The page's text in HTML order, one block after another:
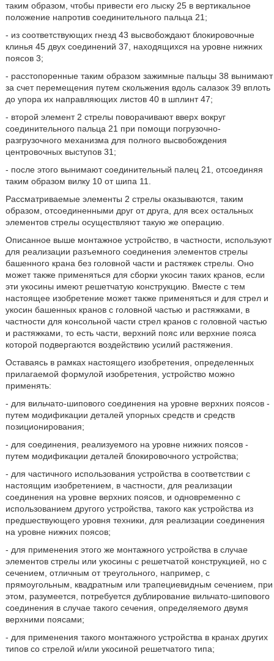
таким образом, чтобы привести его лыску 25 в вертикальное
положение напротив соединительного пальца 21;
- из соответствующих гнезд 43 высвобождают блокировочные
клинья 45 двух соединений 37, находящихся на уровне нижних
поясов 3;
- расстопоренные таким образом зажимные пальцы 38 вынимают
за счет перемещения путем скольжения вдоль салазок 39 вплоть
до упора их направляющих листов 40 в шплинт 47;
- второй элемент 2 стрелы поворачивают вверх вокруг
соединительного пальца 21 при помощи погрузочно-
разгрузочного механизма для полного высвобождения
центровочных выступов 31;
- после этого вынимают соединительный палец 21, отсоединяя
таким образом вилку 10 от шипа 11.
Рассматриваемые элементы 2 стрелы оказываются, таким
образом, отсоединенными друг от друга, для всех остальных
элементов стрелы осуществляют такую же операцию.
Описанное выше монтажное устройство, в частности, используют
для реализации разъемного соединения элементов стрелы
башенного крана без головной части и растяжек стрелы. Оно
может также применяться для сборки укосин таких кранов, если
эти укосины имеют решетчатую конструкцию. Вместе с тем
настоящее изобретение может также применяться и для стрел и
укосин башенных кранов с головной частью и растяжками, в
частности для консольной части стрел кранов с головной частью
и растяжками, то есть части, верхний пояс или верхние пояса
которой подвергаются воздействию усилий растяжения.
Оставаясь в рамках настоящего изобретения, определенных
прилагаемой формулой изобретения, устройство можно
применять:
- для вильчато-шипового соединения на уровне верхних поясов -
путем модификации деталей упорных средств и средств
позиционирования;
- для соединения, реализуемого на уровне нижних поясов -
путем модификации деталей блокировочного устройства;
- для частичного использования устройства в соответствии с
настоящим изобретением, в частности, для реализации
соединения на уровне верхних поясов, и одновременно с
использованием другого устройства, такого как устройства из
предшествующего уровня техники, для реализации соединения
на уровне нижних поясов;
- для применения этого же монтажного устройства в случае
элементов стрелы или укосины с решетчатой конструкцией, но с
сечением, отличным от треугольного, например, с
прямоугольным, квадратным или трапециевидным сечением, при
этом, разумеется, потребуется дублирование вильчато-шипового
соединения в случае такого сечения, определяемого двумя
верхними поясами;
- для применения такого монтажного устройства в кранах других
типов со стрелой и/или укосиной решетчатого типа;